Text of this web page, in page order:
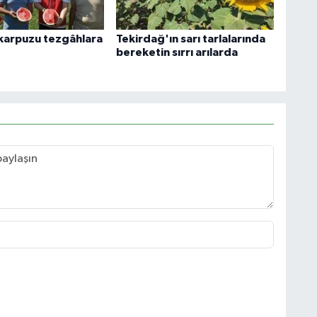
tezgâhlara
Tekirdağ'ın sarı tarlalarında
bereketin sırrı arılarda